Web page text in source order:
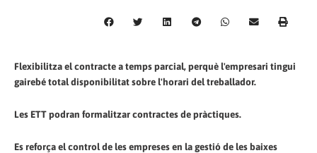
Flexibilitza el contracte a temps parcial, perquè l'empresari tingui
gairebé total disponibilitat sobre l'horari del treballador.
Les ETT podran formalitzar contractes de pràctiques.
Es reforça el control de les empreses en la gestió de les baixes